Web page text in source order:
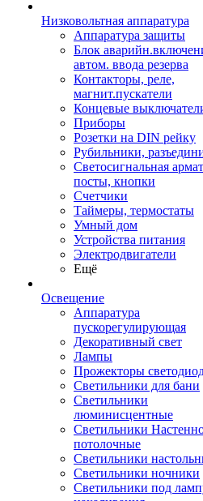
Низковольтная аппаратура
Аппаратура защиты
Блок
автом. ввода резерва
Контакторы, реле,
магнит.пускатели
Концевые
Приборы
Розетки на DIN рейку
Рубильники,
Светосигнальная
посты, кнопки
Счетчики
Таймеры, термостаты
Умный дом
Устройства питания
Электродвигатели
Ещё
Освещение
Аппаратура
пускорегулирующая
Декоративный свет
Лампы
Прожекторы
Светильники для бани
Светильники
люминисцентные
Светильники
потолочные
Светильники
Светильники ночники
Светильники под